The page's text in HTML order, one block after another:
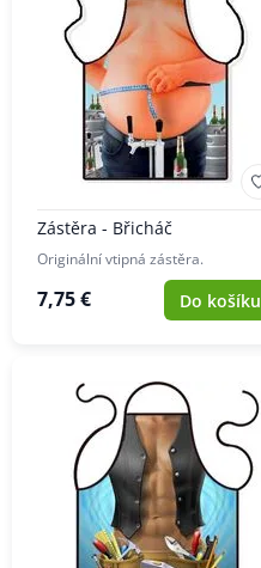
Zástěra - Břicháč
Originální vtipná zástěra.
7,75 € Do košíku